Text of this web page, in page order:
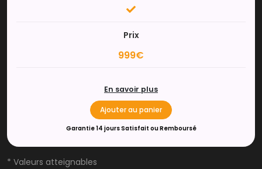
Prix
999€
En savoir plus
Ajouter au panier
Garantie 14 jours Satisfait ou Remboursé
* Valeurs atteignables